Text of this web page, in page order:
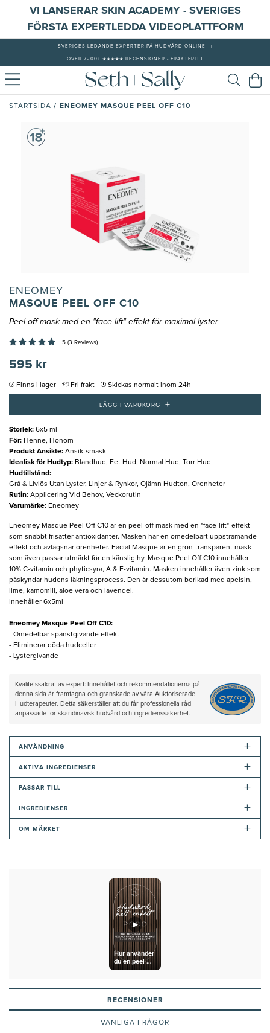
VI LANSERAR SKIN ACADEMY - SVERIGES
FÖRSTA EXPERTLEDDA VIDEOPLATTFORM
SVERIGES LEDANDE EXPERTER PÅ HUDVÅRD ONLINE
ÖVER 7200+ ★★★★★ RECENSIONER - FRAKTFRITT
STARTSIDA / ENEOMEY MASQUE PEEL OFF C10
ENEOMEY
MASQUE PEEL OFF C10
Peel-off mask med en "face-lift"-effekt för maximal lyster
5 (3 Reviews)
595 kr
Finns i lager Fri frakt Skickas normalt inom 24h
LÄGG I VARUKORG +
Storlek: 6x5 ml
För: Henne, Honom
Produkt Ansikte: Ansiktsmask
Idealisk för Hudtyp: Blandhud, Fet Hud, Normal Hud, Torr Hud
Hudtillstånd:
Grå & Livlös Utan Lyster, Linjer & Rynkor, Ojämn Hudton, Orenheter
Rutin: Applicering Vid Behov, Veckorutin
Varumärke: Eneomey
Eneomey Masque Peel Off C10 är en peel-off mask med en "face-lift"-effekt
som snabbt frisätter antioxidanter. Masken har en omedelbart uppstramande
effekt och avlägsnar orenheter. Facial Masque är en grön-transparent mask
som även passar utmärkt för en känslig hy. Masque Peel Off C10 innehåller
10% C-vitamin och phyticsyra, A & E-vitamin. Masken innehåller även zink som
påskyndar hudens läkningsprocess. Den är dessutom berikad med apelsin,
lime, kamomill, aloe vera och lavendel.
Innehåller 6x5ml
Eneomey Masque Peel Off C10:
- Omedelbar spänstgivande effekt
- Eliminerar döda hudceller
- Lystergivande
Kvalitetssäkrat av expert: Innehållet och rekommendationerna på
denna sida är framtagna och granskade av våra Auktoriserade
Hudterapeuter. Detta säkerställer att du får professionella råd
anpassade för skandinavisk hudvård och ingredienssäkerhet.
ANVÄNDNING +
AKTIVA INGREDIENSER +
PASSAR TILL +
INGREDIENSER +
OM MÄRKET +
Hur använder
du en peel-
off-mask med
RECENSIONER
VANLIGA FRÅGOR